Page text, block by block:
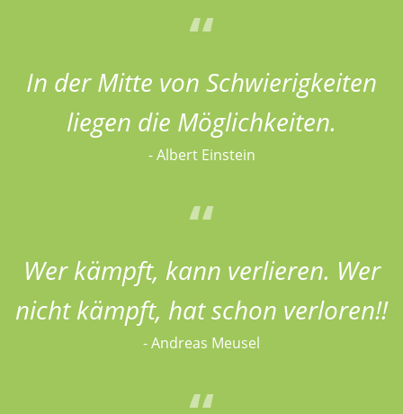
In der Mitte von Schwierigkeiten
liegen die Möglichkeiten.
- Albert Einstein
Wer kämpft, kann verlieren. Wer
nicht kämpft, hat schon verloren!!
- Andreas Meusel